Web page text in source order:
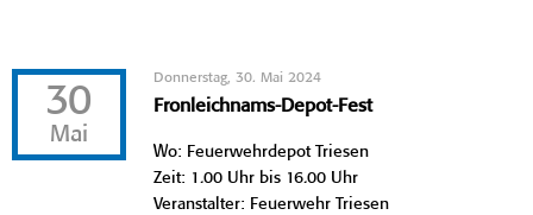
30
Mai
Donnerstag, 30. Mai 2024
Fronleichnams-Depot-Fest
Wo: Feuerwehrdepot Triesen
Zeit: 1.00 Uhr bis 16.00 Uhr
Veranstalter: Feuerwehr Triesen